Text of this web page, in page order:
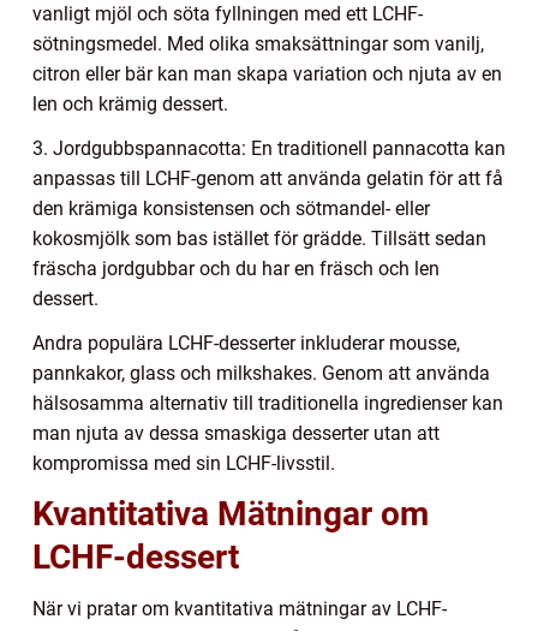
vanligt mjöl och söta fyllningen med ett LCHF-
sötningsmedel. Med olika smaksättningar som vanilj,
citron eller bär kan man skapa variation och njuta av en
len och krämig dessert.
3. Jordgubbspannacotta: En traditionell pannacotta kan
anpassas till LCHF-genom att använda gelatin för att få
den krämiga konsistensen och sötmandel- eller
kokosmjölk som bas istället för grädde. Tillsätt sedan
fräscha jordgubbar och du har en fräsch och len
dessert.
Andra populära LCHF-desserter inkluderar mousse,
pannkakor, glass och milkshakes. Genom att använda
hälsosamma alternativ till traditionella ingredienser kan
man njuta av dessa smaskiga desserter utan att
kompromissa med sin LCHF-livsstil.
Kvantitativa Mätningar om
LCHF-dessert
När vi pratar om kvantitativa mätningar av LCHF-